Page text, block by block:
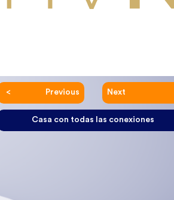
Previous Next
Casa con todas las conexiones